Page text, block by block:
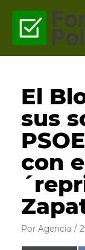
contenido
El
sus
con
Por Agencia /